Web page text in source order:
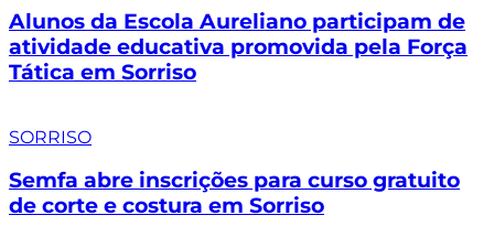
Alunos da Escola Aureliano participam de
atividade educativa promovida pela Força
Tática em Sorriso
SORRISO
Semfa abre inscrições para curso gratuito
de corte e costura em Sorriso